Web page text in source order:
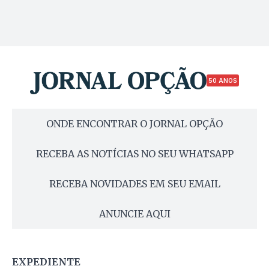
50 ANOS
ONDE ENCONTRAR O JORNAL OPÇÃO
RECEBA AS NOTÍCIAS NO SEU WHATSAPP
RECEBA NOVIDADES EM SEU EMAIL
ANUNCIE AQUI
EXPEDIENTE